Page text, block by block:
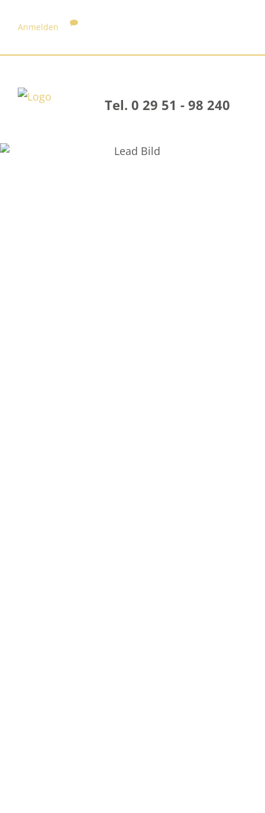
Anmelden
Tel. 0 29 51 - 98 240